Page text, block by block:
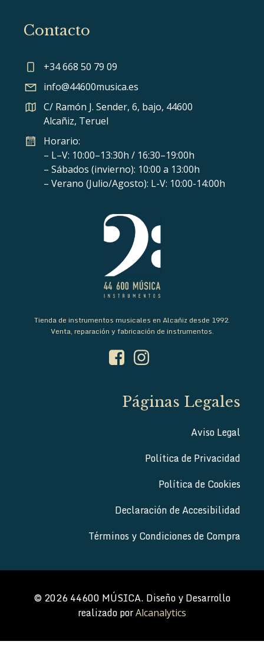
Contacto
+34 668 50 79 09
info@44600musica.es
C/ Ramón J. Sender, 6, bajo, 44600
Alcañiz, Teruel
Horario:
– L–V: 10:00–13:30h / 16:30–19:00h
– Sábados (invierno): 10:00 a 13:00h
– Verano (Julio/Agosto): L-V: 10:00-14:00h
Tienda de instrumentos musicales en Alcañiz desde 1992.
Venta, reparación y fabricación de instrumentos.
Páginas Legales
Aviso Legal
Política de Privacidad
Política de Cookies
Declaración de Accesibilidad
Términos y Condiciones de Compra
© 2026 44600 MÚSICA. Diseño y Desarrollo
realizado porAlcanalytics